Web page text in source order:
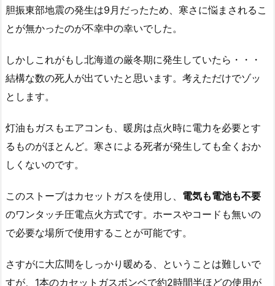
胆振東部地震の発生は9月だったため、寒さに悩まされるこ
とが無かったのが不幸中の幸いでした。
しかしこれがもし北海道の厳冬期に発生していたら・・・
結構な数の死人が出ていたと思います。考えただけでゾッ
とします。
灯油もガスもエアコンも、暖房は点火時に電力を必要とす
るものがほとんど。寒さによる死者が発生しても全くおか
しくないのです。
このストーブはカセットガスを使用し、 電気も電池も不要
のワンタッチ圧電点火方式です。ホースやコードも無いの
で必要な場所で使用することが可能です。
さすがに大広間をしっかり暖める、ということは難しいで
すが、1本のカセットガスボンベで約2時間半ほどの使用が